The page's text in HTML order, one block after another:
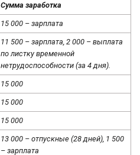
Сумма заработка
15 000 – зарплата
11 500 – зарплата, 2 000 – выплата
по листку временной
нетрудоспособности (за 4 дня).
15 000
15 000
15 000
13 000 – отпускные (28 дней), 1 500
– зарплата